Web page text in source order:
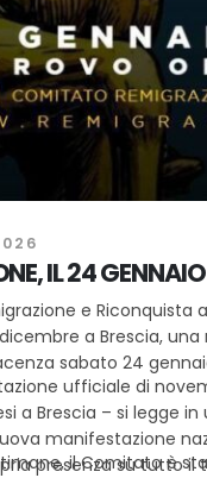
IL 24
e Riconquista
a Brescia,
sabato 24
ufficiale di
a Brescia – si legge
manifestazione
presenza su tutto il
il Comitato è